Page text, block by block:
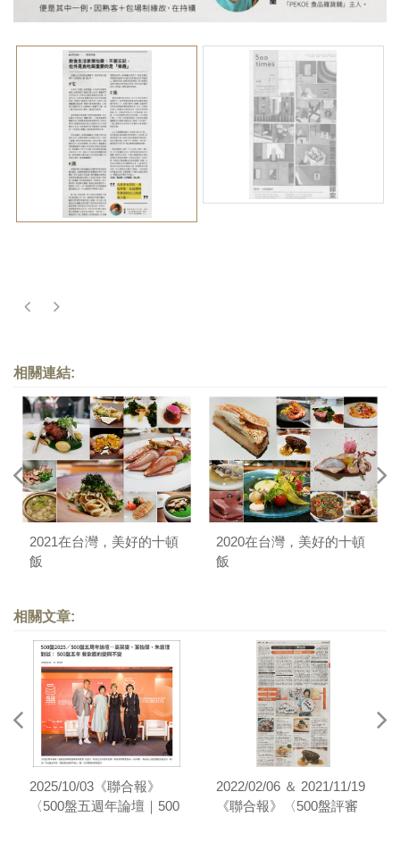
相關連結:
2021在台灣，美好的十頓
飯
2020在台灣，美好的十頓
飯
相關文章:
2025/10/03《聯合報》
〈500盤五週年論壇｜500
2022/02/06 ＆ 2021/11/19
《聯合報》〈500盤評審